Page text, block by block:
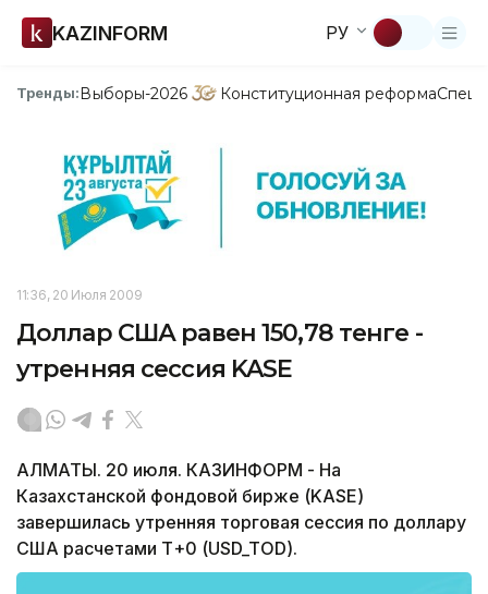
KAZINFORM РУ
Тренды:Выборы-2026 Конституционная реформа
11:36, 20 Июля 2009
Доллар США равен 150,78 тенге -
утренняя сессия KASE
АЛМАТЫ. 20 июля. КАЗИНФОРМ - На
Казахстанской фондовой бирже (KASE)
завершилась утренняя торговая сессия по доллару
США расчетами Т+0 (USD_TOD).